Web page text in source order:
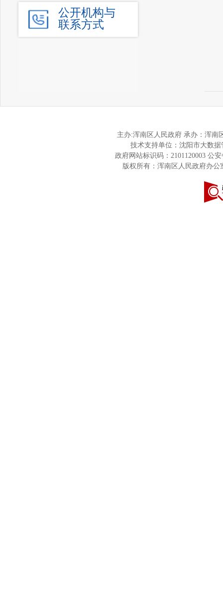
公开机构与
联系方式
主办:浑南区人民政府 承办：浑
技术支持单位：沈阳市大数
政府网站标识码：2101120003 公安
版权所有：浑南区人民政府办